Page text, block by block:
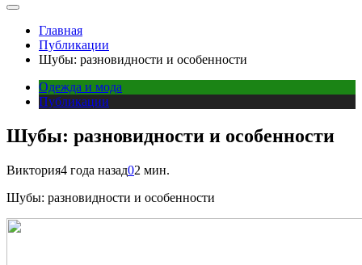
Главная
Публикации
Шубы: разновидности и особенности
Одежда и мода
Публикации
Шубы: разновидности и особенности
Виктория4 года назад02 мин.
Шубы: разновидности и особенности